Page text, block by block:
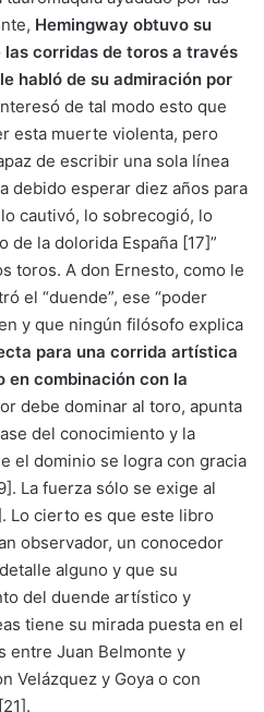
Hemingway obtuvo su
corridas de toros a través
habló de su admiración por
de tal modo esto que
esta muerte violenta, pero
de escribir una sola línea
debido esperar diez años para
cautivó, lo sobrecogió, lo
la dolorida España [17]”
toros. A don Ernesto, como le
el “duende”, ese “poder
y que ningún filósofo explica
para una corrida artística
en combinación con la
debe dominar al toro, apunta
del conocimiento y la
el dominio se logra con gracia
La fuerza sólo se exige al
Lo cierto es que este libro
observador, un conocedor
alguno y que su
del duende artístico y
tiene su mirada puesta en el
entre Juan Belmonte y
Velázquez y Goya o con